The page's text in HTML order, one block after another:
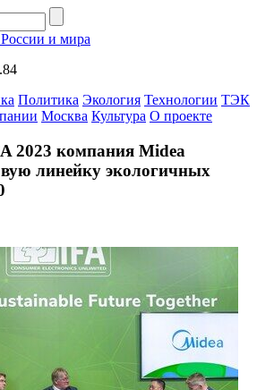
и мира
Политика Экология Технологии ТЭК
Москва Культура О проекте
2023 компания Midea
линейку экологичных